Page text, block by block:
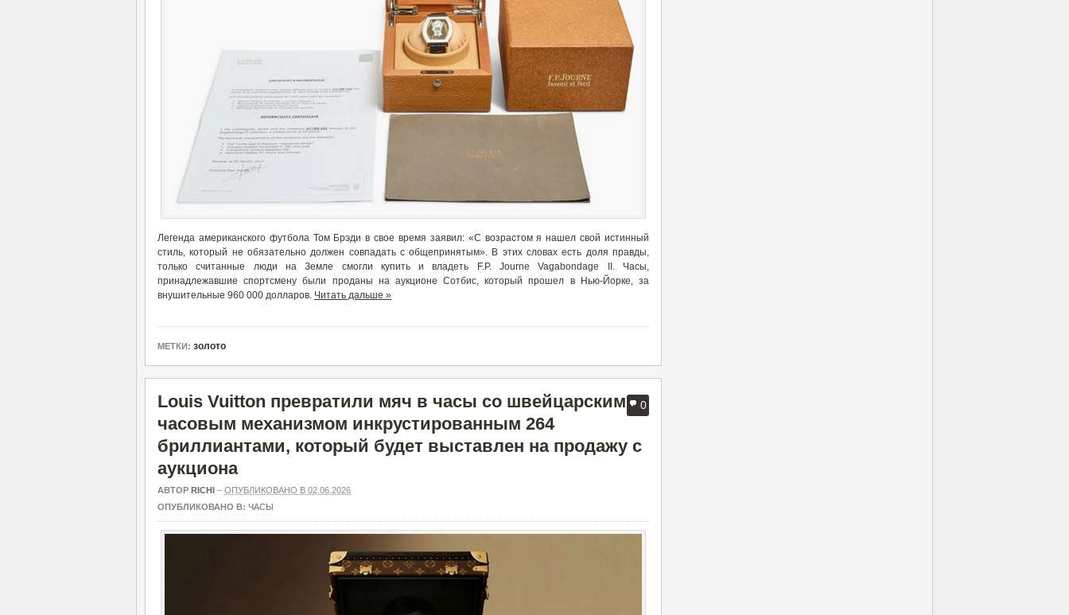
Легенда американского футбола Том Брэди в свое время заявил: «С возрастом я нашел свой истинный
стиль, который не обязательно должен совпадать с общепринятым». В этих словах есть доля правды,
только считанные люди на Земле смогли купить и владеть F.P. Journe Vagabondage II. Часы,
принадлежавшие спортсмену были проданы на аукционе Сотбис, который прошел в Нью-Йорке, за
внушительные 960 000 долларов. Читать дальше »
МЕТКИ: золото
0
Louis Vuitton превратили мяч в часы со швейцарским
часовым механизмом инкрустированным 264
бриллиантами, который будет выставлен на продажу с
аукциона
АВТОР RICHI – ОПУБЛИКОВАНО В 02.06.2026
ОПУБЛИКОВАНО В: ЧАСЫ